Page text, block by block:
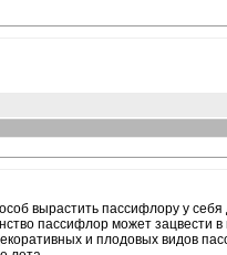
вырастить пассифлору у
пассифлор может зацвести в
и плодовых видов